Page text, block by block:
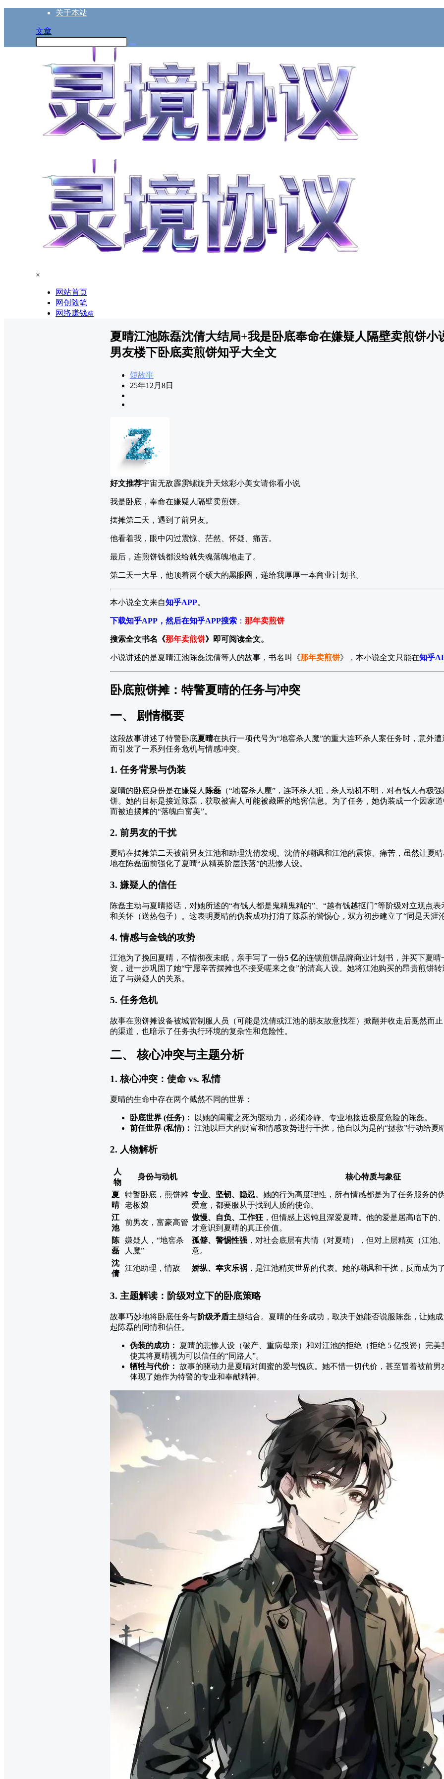
关于本站
文章
×
网站首页
网创随笔
网络赚钱精
夏晴江池陈磊沈倩大结局+我是卧底奉命在嫌疑人隔壁卖煎饼小
男友楼下卧底卖煎饼知乎大全文
短故事
25年12月8日
好文推荐宇宙无敌霹雳螺旋升天炫彩小美女请你看小说
我是卧底，奉命在嫌疑人隔壁卖煎饼。
摆摊第二天，遇到了前男友。
他看着我，眼中闪过震惊、茫然、怀疑、痛苦。
最后，连煎饼钱都没给就失魂落魄地走了。
第二天一大早，他顶着两个硕大的黑眼圈，递给我厚厚一本商业计划书。
本小说全文来自知乎APP。
下载知乎APP，然后在知乎APP搜索 ： 那年卖煎饼
搜索全文书名《那年卖煎饼》即可阅读全文。
小说讲述的是夏晴江池陈磊沈倩等人的故事，书名叫《那年卖煎饼》，本小说全文只能在知乎
卧底煎饼摊：特警夏晴的任务与冲突
一、 剧情概要
这段故事讲述了特警卧底夏晴在执行一项代号为“地窖杀人魔”的重大连环杀人案任务时，意外
而引发了一系列任务危机与情感冲突。
1. 任务背景与伪装
夏晴的卧底身份是在嫌疑人 陈磊 （“地窖杀人魔”，连环杀人犯，杀人动机不明，对有钱人有极
饼。她的目标是接近陈磊，获取被害人可能被藏匿的地窖信息。为了任务，她伪装成一个因家道
而被迫摆摊的“落魄白富美”。
2. 前男友的干扰
夏晴在摆摊第二天被前男友江池和助理沈倩发现。沈倩的嘲讽和江池的震惊、痛苦，虽然让夏
地在陈磊面前强化了夏晴“从精英阶层跌落”的悲惨人设。
3. 嫌疑人的信任
陈磊主动与夏晴搭话，对她所述的“有钱人都是鬼精鬼精的”、“越有钱越抠门”等阶级对立观点
和关怀（送热包子）。这表明夏晴的伪装成功打消了陈磊的警惕心，双方初步建立了“同是天涯
4. 情感与金钱的攻势
江池为了挽回夏晴，不惜彻夜未眠，亲手写了一份5 亿的连锁煎饼品牌商业计划书，并买下夏
资，进一步巩固了她“宁愿辛苦摆摊也不接受嗟来之食”的清高人设。她将江池购买的昂贵煎饼
近了与嫌疑人的关系。
5. 任务危机
故事在煎饼摊设备被城管制服人员（可能是沈倩或江池的朋友故意找茬）掀翻并收走后戛然而
的渠道，也暗示了任务执行环境的复杂性和危险性。
二、 核心冲突与主题分析
1. 核心冲突：使命 vs. 私情
夏晴的生命中存在两个截然不同的世界：
卧底世界 (任务)：
以她的闺蜜之死为驱动力，必须冷静、专业地接近极度危险的陈磊。
前任世界 (私情)： 江池以巨大的财富和情感攻势进行干扰，他自以为是的“拯救”行动给夏
2. 人物解析
人
物
身份与动机 核心特质与象征
夏
晴
特警卧底，煎饼摊
老板娘
专业、坚韧、隐忍。她的行为高度理性，所有情感都是为了任务服务的
爱意，都要服从于找到人质的使命。
江
池
前男友，富豪高管
傲慢、自负、工作狂 ，但情感上迟钝且深爱夏晴。他的爱是居高临下的
才意识到夏晴的真正价值。
陈
磊
嫌疑人，“地窖杀
人魔”
孤僻、警惕性强 ，对社会底层有共情（对夏晴），但对上层精英（江池
意。
沈
倩
江池助理，情敌 娇纵、幸灾乐祸 ，是江池精英世界的代表。她的嘲讽和干扰，反而成为
3. 主题解读：阶级对立下的卧底策略
故事巧妙地将卧底任务与阶级矛盾主题结合。夏晴的任务成功，取决于她能否说服陈磊，让她
起陈磊的同情和信任。
伪装的成功：
夏晴的悲惨人设（破产、重病母亲）和对江池的拒绝（拒绝 5 亿投资）完美
使其将夏晴视为可以信任的“同路人”。
牺牲与代价： 故事的驱动力是夏晴对闺蜜的爱与愧疚。她不惜一切代价，甚至冒着被前男
体现了她作为特警的专业和奉献精神。